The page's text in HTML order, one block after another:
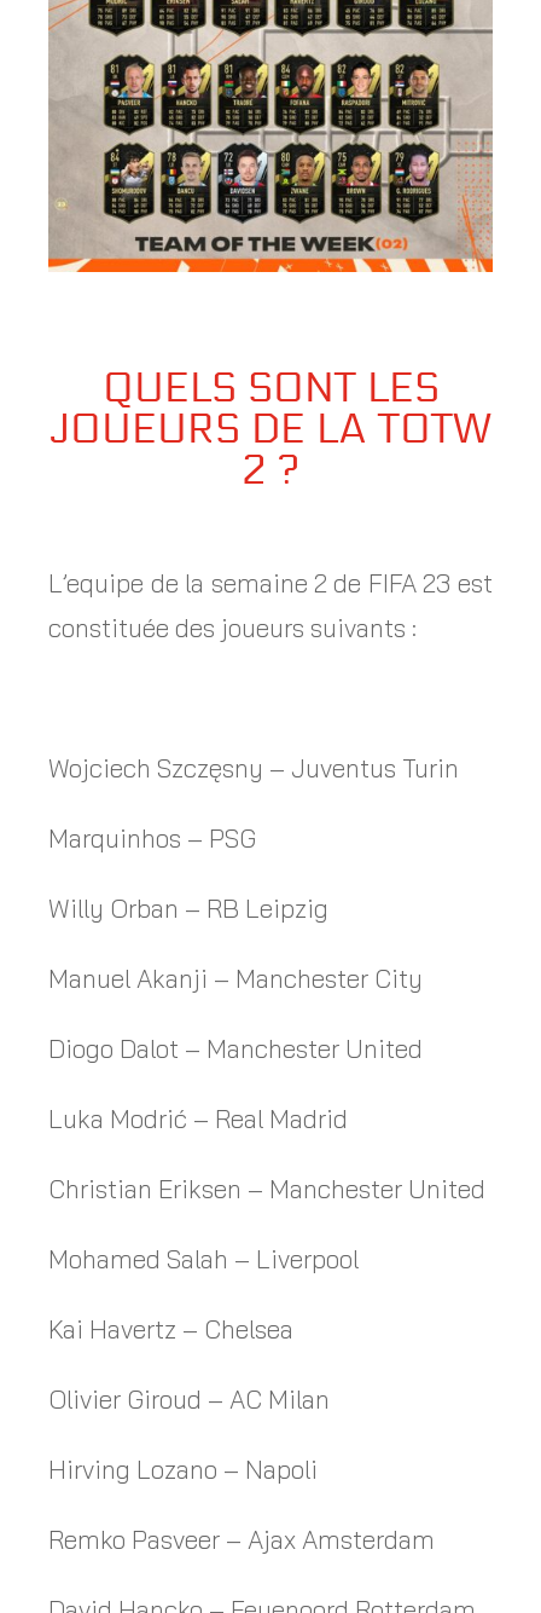
QUELS SONT LES
JOUEURS DE LA TOTW
2 ?
L’equipe de la semaine 2 de FIFA 23 est
constituée des joueurs suivants :
Wojciech Szczęsny – Juventus Turin
Marquinhos – PSG
Willy Orban – RB Leipzig
Manuel Akanji – Manchester City
Diogo Dalot – Manchester United
Luka Modrić – Real Madrid
Christian Eriksen – Manchester United
Mohamed Salah – Liverpool
Kai Havertz – Chelsea
Olivier Giroud – AC Milan
Hirving Lozano – Napoli
Remko Pasveer – Ajax Amsterdam